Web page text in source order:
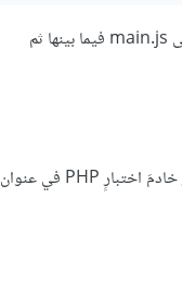
قد تتساءل هل سنحتاج إلى تضمين كلّ ملفّ جافاسكربت أنشأناه. كلّا، لأن Browserify يربط جميع ملفات جافاسكربت التي تُستورَد إلى main.js فيما بينها ثم
. يشغّل هذا الأمر خادمَ اختبارٍ PHP في عنوان